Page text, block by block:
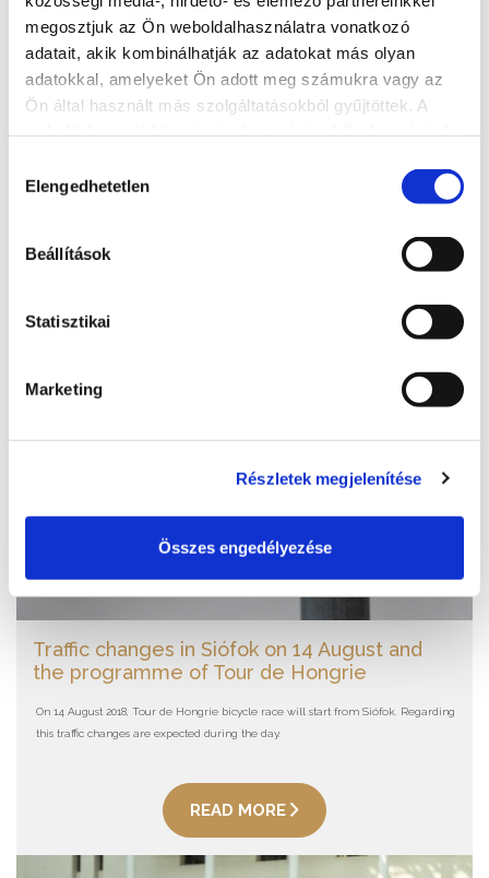
megosztjuk az Ön weboldalhasználatra vonatkozó
adatait, akik kombinálhatják az adatokat más olyan
adatokkal, amelyeket Ön adott meg számukra vagy az
Ön által használt más szolgáltatásokból gyűjtöttek. A
kiválasztása
Elengedhetetlen
Beállítások
Statisztikai
Marketing
Részletek megjelenítése
Összes engedélyezése
On the pass points shown on the map periodic pedestrian crossing will be
available.
Traffic changes in Siófok on 14 August and
the programme of Tour de Hongrie
On 14 August 2018, Tour de Hongrie bicycle race will start from Siófok. Regarding
this traffic changes are expected during the day.
READ MORE